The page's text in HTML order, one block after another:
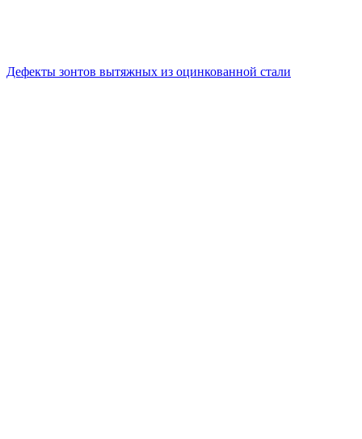
Дефекты зонтов вытяжных из оцинкованной стали